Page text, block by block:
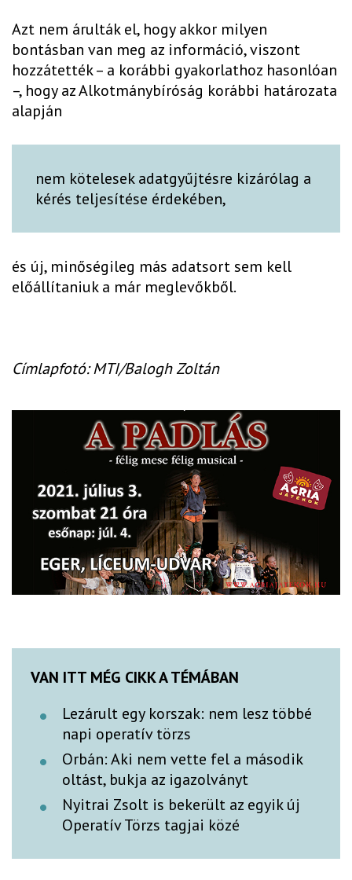
Azt nem árulták el, hogy akkor milyen
bontásban van meg az információ, viszont
hozzátették – a korábbi gyakorlathoz hasonlóan
–, hogy az Alkotmánybíróság korábbi határozata
alapján
nem kötelesek adatgyűjtésre kizárólag a
kérés teljesítése érdekében,
és új, minőségileg más adatsort sem kell
előállítaniuk a már meglevőkből.
Címlapfotó: MTI/Balogh Zoltán
VAN ITT MÉG CIKK A TÉMÁBAN
Lezárult egy korszak: nem lesz többé
napi operatív törzs
Orbán: Aki nem vette fel a második
oltást, bukja az igazolványt
Nyitrai Zsolt is bekerült az egyik új
Operatív Törzs tagjai közé